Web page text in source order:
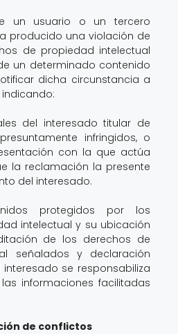
un usuario o un tercero
producido una violación de
de propiedad intelectual
un determinado contenido
dicha circunstancia a
indicando:
del interesado titular de
infringidos, o
con la que actúa
la reclamación la presente
del interesado.
protegidos por los
intelectual y su ubicación
de los derechos de
señalados y declaración
se responsabiliza
informaciones facilitadas
de conflictos